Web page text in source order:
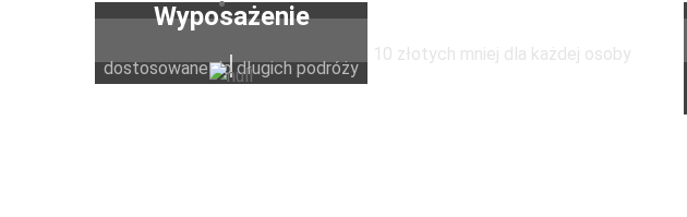
Wyposażenie
dostosowane do długich podróży
10 złotych mniej dla każdej osoby